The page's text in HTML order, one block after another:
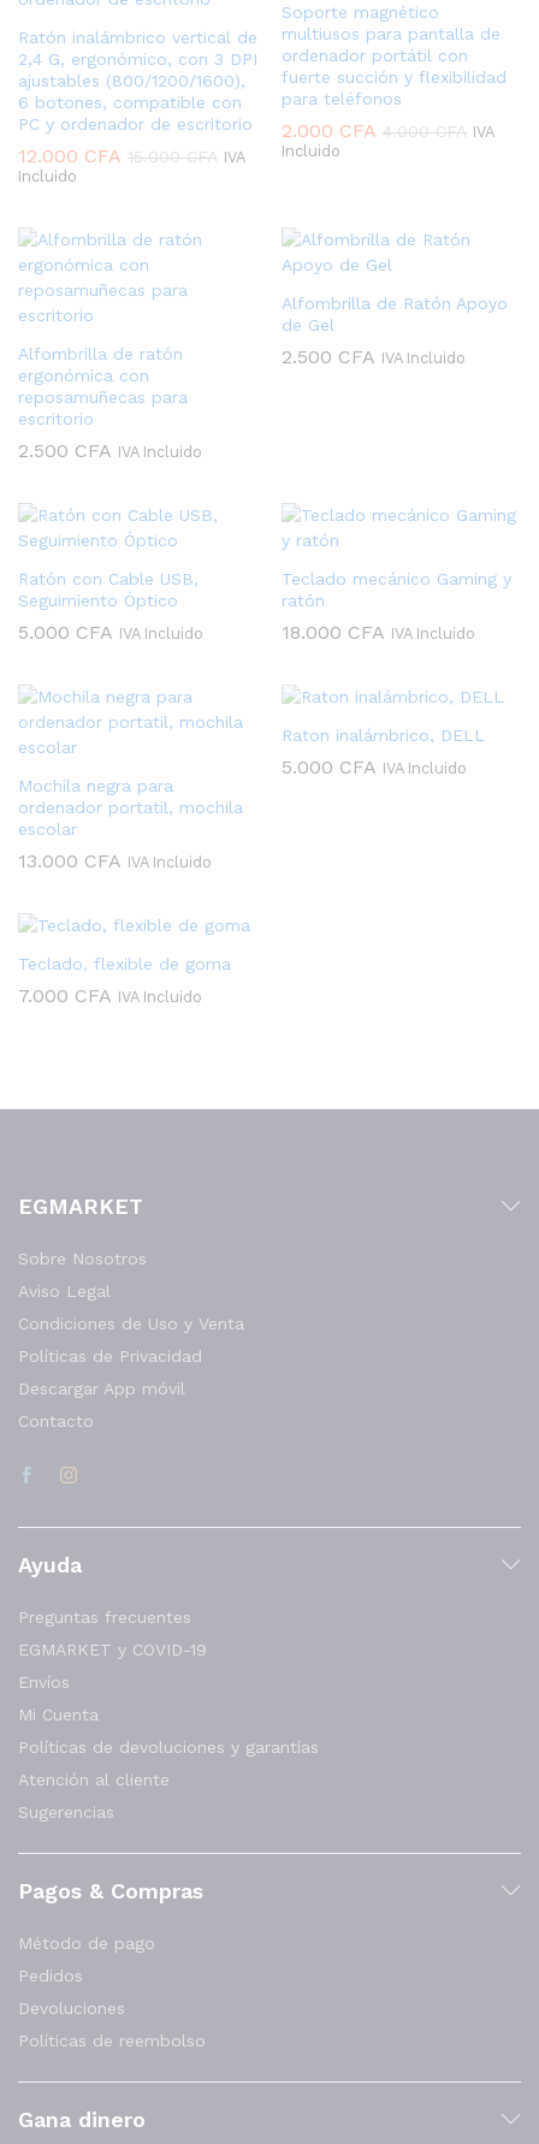
Ratón inalámbrico vertical de
2,4 G, ergonómico, con 3 DPI
ajustables (800/1200/1600),
6 botones, compatible con
PC y ordenador de escritorio
12.000 CFA 15.000CFA IVA
Incluido
Soporte magnético
multiusos para pantalla de
ordenador portátil con
fuerte succión y flexibilidad
para teléfonos
2.000 CFA 4.000CFA IVA
Incluido
Alfombrilla de ratón
ergonómica con
reposamuñecas para
escritorio
2.500 CFA IVA Incluido
Alfombrilla de Ratón Apoyo
de Gel
2.500 CFA IVA Incluido
Ratón con Cable USB,
Seguimiento Óptico
5.000 CFA IVA Incluido
Teclado mecánico Gaming y
ratón
18.000 CFA IVA Incluido
Mochila negra para
ordenador portatil, mochila
escolar
13.000 CFA IVA Incluido
Raton inalámbrico, DELL
5.000 CFA IVA Incluido
Teclado, flexible de goma
7.000 CFA IVA Incluido
EGMARKET
Sobre Nosotros
Aviso Legal
Condiciones de Uso y Venta
Políticas de Privacidad
Descargar App móvil
Contacto
Ayuda
Preguntas frecuentes
EGMARKET y COVID-19
Envíos
Mi Cuenta
Políticas de devoluciones y garantías
Atención al cliente
Sugerencias
Pagos & Compras
Método de pago
Pedidos
Devoluciones
Políticas de reembolso
Gana dinero